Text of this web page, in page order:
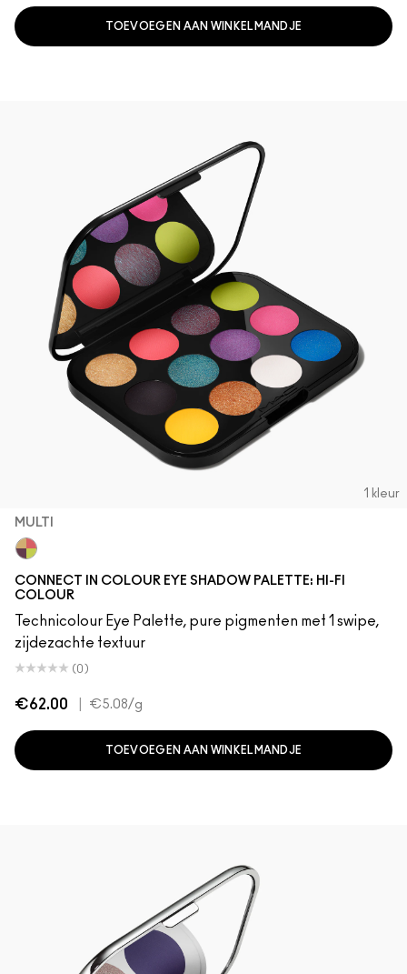
TOEVOEGEN AAN WINKELMANDJE
1 kleur
MULTI
CONNECT IN COLOUR EYE SHADOW PALETTE: HI-FI
COLOUR
Technicolour Eye Palette, pure pigmenten met 1 swipe,
zijdezachte textuur
(0)
€62.00 €5.08/g
TOEVOEGEN AAN WINKELMANDJE